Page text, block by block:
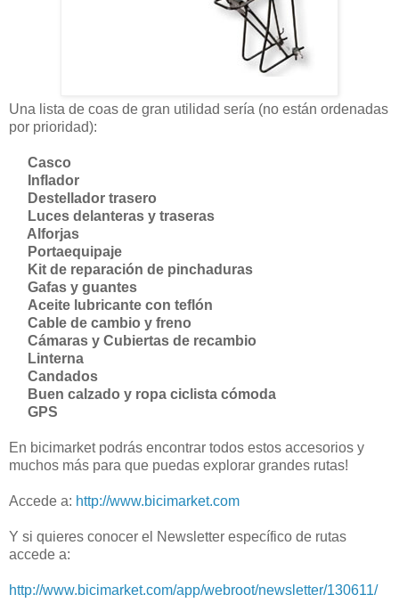
Una lista de coas de gran utilidad sería (no están ordenadas
por prioridad):
Casco
trasero
delanteras y traseras
de reparación de pinchaduras
y guantes
lubricante con teflón
de cambio y freno
y Cubiertas de recambio
calzado y ropa ciclista cómoda
GPS
En bicimarket podrás encontrar todos estos accesorios y
muchos más para que puedas explorar grandes rutas!
Accede a: http://www.bicimarket.com
Y si quieres conocer el Newsletter específico de rutas
accede a:
http://www.bicimarket.com/app/webroot/newsletter/130611/